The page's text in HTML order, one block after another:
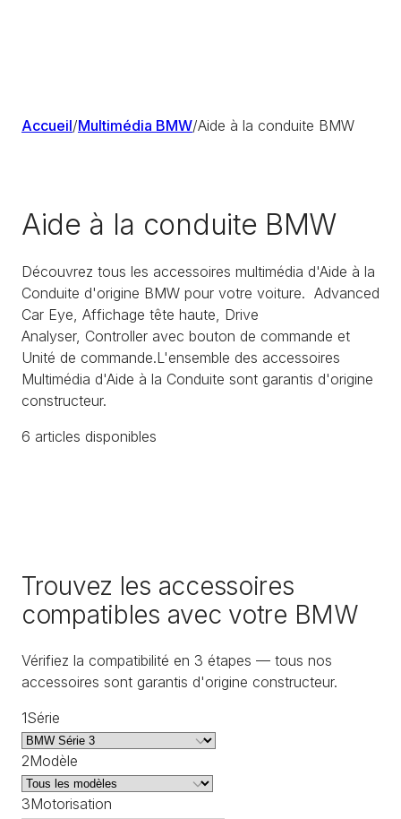
Accueil/Multimédia BMW/Aide à la conduite BMW
Aide à la conduite BMW
Découvrez tous les accessoires multimédia d'Aide à la
Conduite d'origine BMW pour votre voiture. Advanced
Car Eye, Affichage tête haute, Drive
Analyser, Controller avec bouton de commande et
Unité de commande.L'ensemble des accessoires
Multimédia d'Aide à la Conduite sont garantis d'origine
constructeur.
6 articles disponibles
Trouvez les accessoires
compatibles avec votre BMW
Vérifiez la compatibilité en 3 étapes — tous nos
accessoires sont garantis d'origine constructeur.
1Série
2Modèle
3Motorisation